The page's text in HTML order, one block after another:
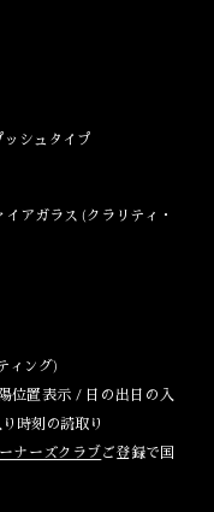
ッシュタイプ
アガラス (クラリティ・
ィング)
位置表示 / 日の出日の入
時刻の読取り
ナーズクラブ ご登録で国